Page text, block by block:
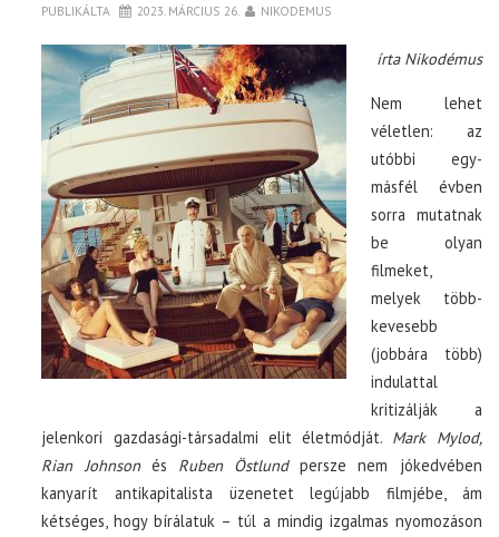
PUBLIKÁLTA 2023. MÁRCIUS 26. NIKODEMUS
írta Nikodémus
Nem lehet
véletlen: az
utóbbi egy-
másfél évben
sorra mutatnak
be olyan
filmeket,
melyek több-
kevesebb
(jobbára több)
indulattal
kritizálják a
jelenkori gazdasági-társadalmi elit életmódját. Mark Mylod,
Rian Johnsonés Ruben Östlundpersze nem jókedvében
kanyarít antikapitalista üzenetet legújabb filmjébe, ám
kétséges, hogy bírálatuk – túl a mindig izgalmas nyomozáson